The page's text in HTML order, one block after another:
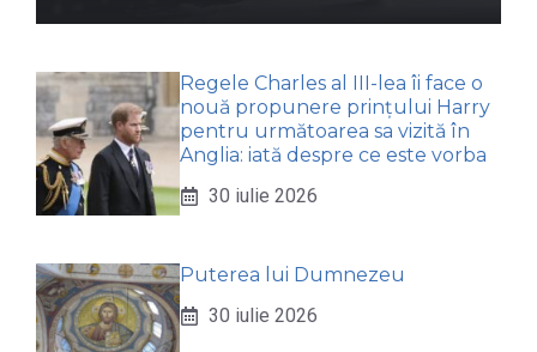
Regele Charles al III-lea îi face o
nouă propunere prințului Harry
pentru următoarea sa vizită în
Anglia: iată despre ce este vorba
30 iulie 2026
Puterea lui Dumnezeu
30 iulie 2026